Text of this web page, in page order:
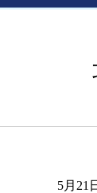
5月21日